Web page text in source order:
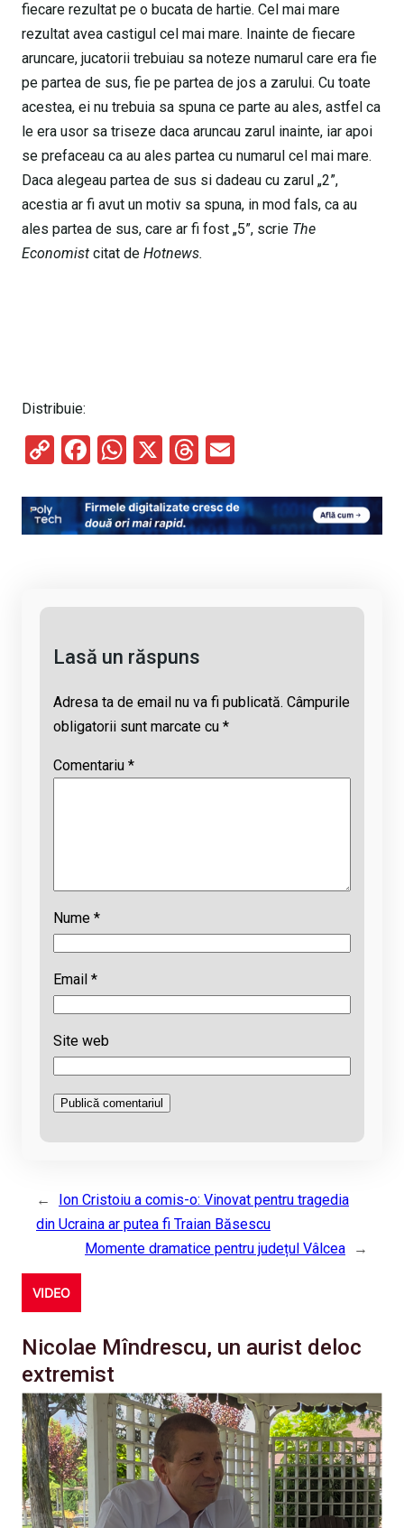
fiecare rezultat pe o bucata de hartie. Cel mai mare
rezultat avea castigul cel mai mare. Inainte de fiecare
aruncare, jucatorii trebuiau sa noteze numarul care era fie
pe partea de sus, fie pe partea de jos a zarului. Cu toate
acestea, ei nu trebuia sa spuna ce parte au ales, astfel ca
le era usor sa triseze daca aruncau zarul inainte, iar apoi
se prefaceau ca au ales partea cu numarul cel mai mare.
Daca alegeau partea de sus si dadeau cu zarul „2”,
acestia ar fi avut un motiv sa spuna, in mod fals, ca au
ales partea de sus, care ar fi fost „5”, scrie The
Economist citat de Hotnews.
Distribuie:
C
py
Li
F
ce
b
W
at
s
X
T
e
a
ail
Lasă un răspuns
Adresa ta de email nu va fi publicată. Câmpurile
obligatorii sunt marcate cu *
Comentariu *
Nume *
Email *
Site web
←
Ion Cristoiu a comis-o: Vinovat pentru tragedia
din Ucraina ar putea fi Traian Băsescu
Momente dramatice pentru județul Vâlcea
→
VIDEO
Nicolae Mîndrescu, un aurist deloc
extremist